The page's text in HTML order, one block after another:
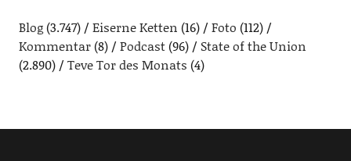
Blog(3.747) Eiserne Ketten (16) Foto (112)
Kommentar(8) Podcast(96)
State of the Union
(2.890)
Teve Tor des Monats (4)